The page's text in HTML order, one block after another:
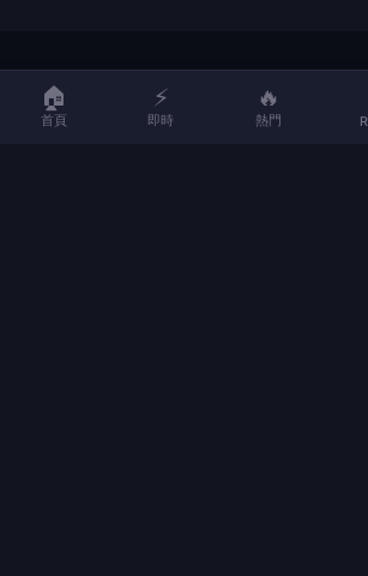
LIFE
LIFE 生活網是台灣領先的生活資訊平台，提供即
🏠
首頁
⚡
即時
🔥
熱門